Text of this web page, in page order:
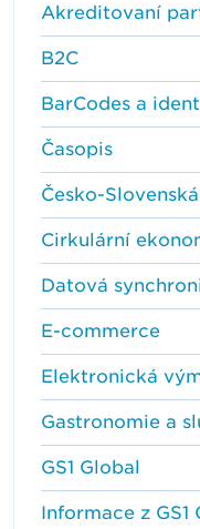
Akreditovaní
B2C
BarCodes a
Časopis
Česko-
Cirkulární
Datová
E-commerce
Elektronická
Gastronomie a
GS1 Global
Informace z GS1